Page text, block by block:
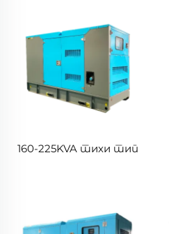
160-225KVA тихи тип